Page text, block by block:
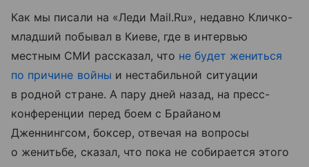
Как мы писали на «Леди Mail.Ru», недавно Кличко-
младший побывал в Киеве, где в интервью
местным СМИ рассказал, что не будет жениться
по причине войны и нестабильной ситуации
в родной стране. А пару дней назад, на пресс-
конференции перед боем с Брайаном
Дженнингсом, боксер, отвечая на вопросы
о женитьбе, сказал, что пока не собирается этого